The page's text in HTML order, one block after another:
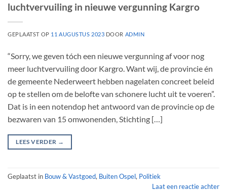
luchtvervuiling in nieuwe vergunning Kargro
GEPLAATST OP 11 AUGUSTUS 2023 DOOR ADMIN
“Sorry, we geven tóch een nieuwe vergunning af voor nog
meer luchtvervuiling door Kargro. Want wij, de provincie én
de gemeente Nederweert hebben nagelaten concreet beleid
op te stellen om de belofte van schonere lucht uit te voeren”.
Dat is in een notendop het antwoord van de provincie op de
bezwaren van 15 omwonenden, Stichting […]
LEES VERDER →
Geplaatst in Bouw & Vastgoed, Buiten Ospel, Politiek
Laat een reactie achter